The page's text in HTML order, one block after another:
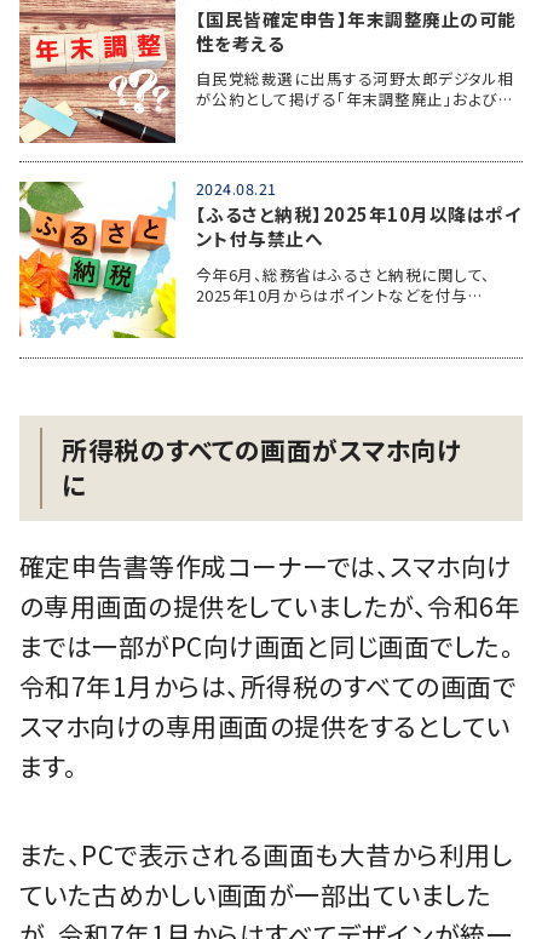
【国民皆確定申告】年末調整廃止の可能
性を考える
自民党総裁選に出馬する河野太郎デジタル相
が公約として掲げる「年末調整廃止」および…
2024.08.21
【ふるさと納税】2025年10月以降はポイ
ント付与禁止へ
今年6月、総務省はふるさと納税に関して、
2025年10月からはポイントなどを付与…
所得税のすべての画面がスマホ向け
に
確定申告書等作成コーナーでは、スマホ向け
の専用画面の提供をしていましたが、令和6年
までは一部がPC向け画面と同じ画面でした。
令和7年1月からは、所得税のすべての画面で
スマホ向けの専用画面の提供をするとしてい
ます。
また、PCで表示される画面も大昔から利用し
ていた古めかしい画面が一部出ていました